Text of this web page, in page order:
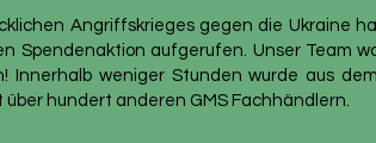
Angriffskrieges gegen die Ukraine
Spendenaktion aufgerufen. Unser Team
Innerhalb weniger Stunden wurde aus
hundert anderen GMS Fachhändlern.